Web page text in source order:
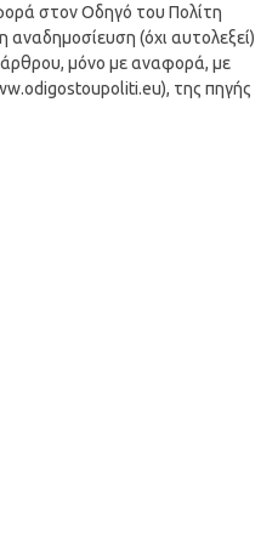
στον Οδηγό του Πολίτη
(όχι αυτολεξεί)
μόνο με αναφορά, με
της πηγής